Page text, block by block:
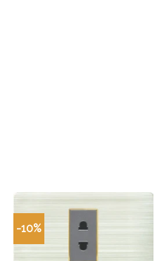
-10%